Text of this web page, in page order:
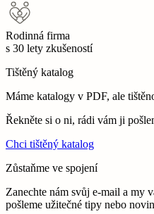
Rodinná firma
s 30 lety zkušeností
Tištěný katalog
Máme katalogy v PDF, ale
Řekněte si o ni, rádi vám ji
Chci tištěný katalog
Zůstaňme ve spojení
Zanechte nám svůj e-mail a my
pošleme užitečné tipy nebo